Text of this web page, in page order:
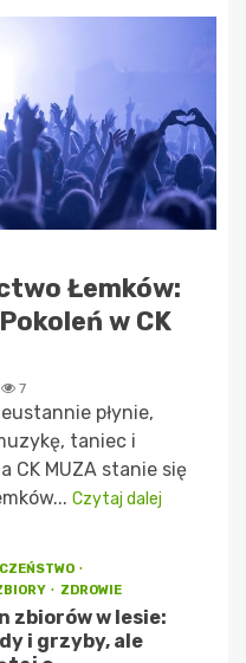
Łemków:
w CK
7
płynie,
taniec i
CK MUZA stanie się
Czytaj dalej
ZDROWIE
zbiorów w lesie:
i grzyby, ale